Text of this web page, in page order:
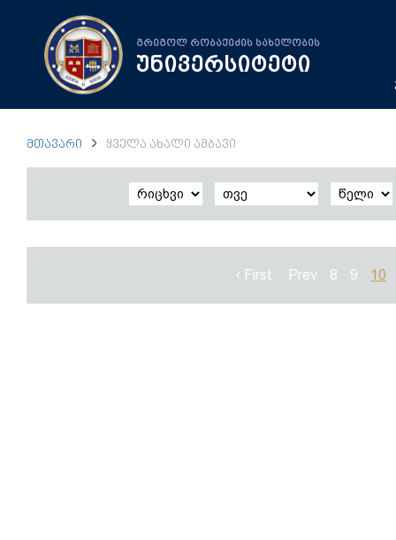
გრიგოლ რობაქიძის სახელობის
უნივერსიტეტი
ᲛᲗᲐᲕᲐᲠᲘ ᲧᲕᲔᲚᲐ ᲐᲮᲐᲚᲘ ᲐᲛᲑᲐᲕᲘ
‹ First Prev 8 9 10